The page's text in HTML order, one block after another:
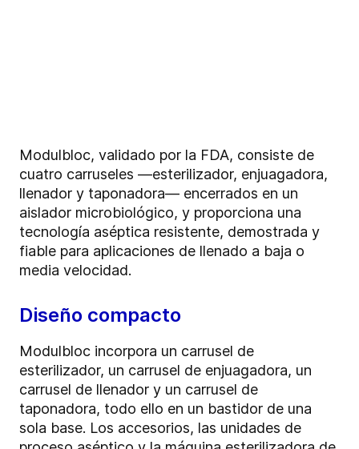
Modulbloc, validado por la FDA, consiste de
cuatro carruseles —esterilizador, enjuagadora,
llenador y taponadora— encerrados en un
aislador microbiológico, y proporciona una
tecnología aséptica resistente, demostrada y
fiable para aplicaciones de llenado a baja o
media velocidad.
Diseño compacto
Modulbloc incorpora un carrusel de
esterilizador, un carrusel de enjuagadora, un
carrusel de llenador y un carrusel de
taponadora, todo ello en un bastidor de una
sola base. Los accesorios, las unidades de